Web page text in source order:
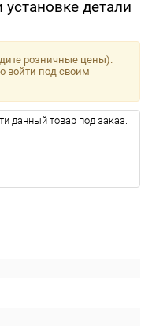
детали
розничные цены).
войти под своим
данный товар под заказ.